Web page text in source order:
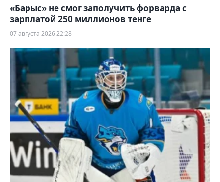
«Барыс» не смог заполучить форварда с
зарплатой 250 миллионов тенге
07 августа 2026 22:28